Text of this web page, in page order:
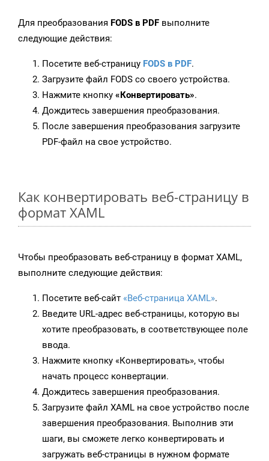
Для преобразования FODS в PDF выполните
следующие действия:
Посетите веб-страницу FODS в PDF.
Загрузите файл FODS со своего устройства.
Нажмите кнопку «Конвертировать».
Дождитесь завершения преобразования.
После завершения преобразования загрузите
PDF-файл на свое устройство.
Как конвертировать веб-страницу в
формат XAML
Чтобы преобразовать веб-страницу в формат XAML,
выполните следующие действия:
Посетите веб-сайт «Веб-страница XAML».
Введите URL-адрес веб-страницы, которую вы
хотите преобразовать, в соответствующее поле
ввода.
Нажмите кнопку «Конвертировать», чтобы
начать процесс конвертации.
Дождитесь завершения преобразования.
Загрузите файл XAML на свое устройство после
завершения преобразования. Выполнив эти
шаги, вы сможете легко конвертировать и
загружать веб-страницы в нужном формате